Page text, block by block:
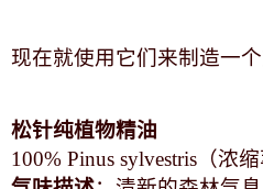
现在就使用它们来制造一
松针纯植物精油
100% Pinus sylvestris （浓